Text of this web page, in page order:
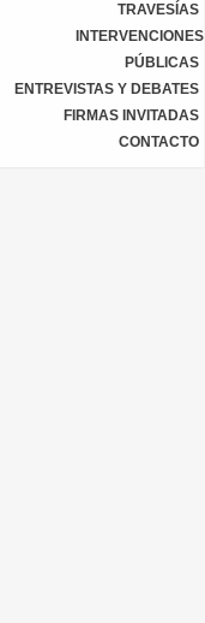
TRAVESÍAS
INTERVENCIONES
PÚBLICAS
ENTREVISTAS Y DEBATES
FIRMAS INVITADAS
CONTACTO